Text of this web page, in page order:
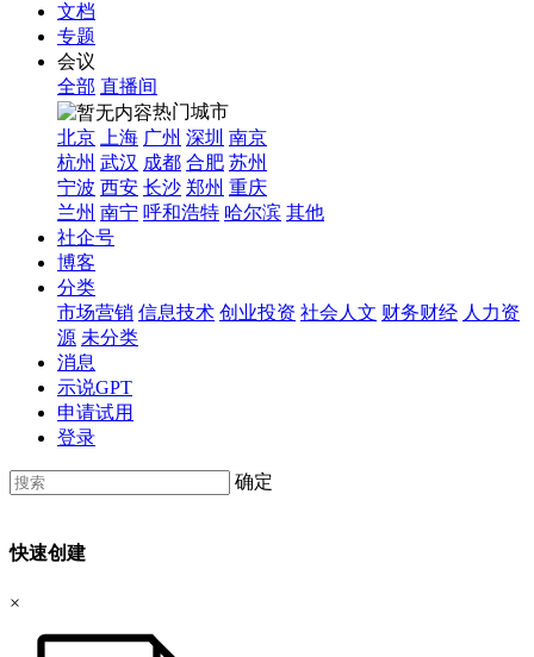
文档
专题
会议
全部 直播间
热门城市
北京
上海 广州 深圳 南京
杭州 武汉 成都 合肥 苏州
宁波 西安 长沙 郑州 重庆
兰州 南宁 呼和浩特 哈尔滨 其他
社企号
博客
分类
市场营销 信息技术 创业投资 社会人文 财务财经 人力资
源 未分类
消息
示说GPT
申请试用
登录
确定
快速创建
×